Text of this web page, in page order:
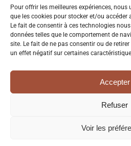
Pour offrir les meilleures expériences,
que les cookies pour stocker et/ou
Le fait de consentir à ces technologies
données telles que le comportement de
site. Le fait de ne pas consentir ou de
un effet négatif sur certaines
Accepter
Refuser
Voir les
Alterrenat Presse • 05 63 94 15 50
1400 Route de Saint-Michel
Lieu-Dit Alby 82120 Castéra-Bouzet
contact@alterrenat.com
www.alterrenat-presse.com
©2025 Alterrenat Presse. Tous droits